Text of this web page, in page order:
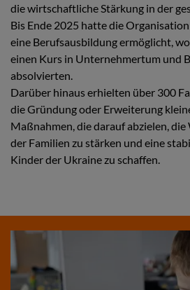
die wirtschaftliche Stärkung in der
Bis Ende 2025 hatte die
eine Berufsausbildung ermöglicht,
einen Kurs in Unternehmertum und
absolvierten.
Darüber hinaus erhielten über 300
die Gründung oder Erweiterung
Maßnahmen, die darauf abzielen,
der Familien zu stärken und eine
Kinder der Ukraine zu schaffen.